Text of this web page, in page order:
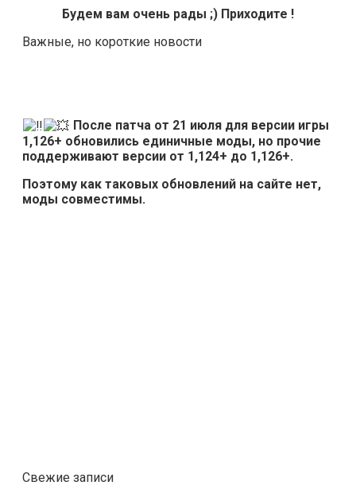
Будем вам очень рады ;) Приходите !
Важные, но короткие новости
После патча от 21 июля для версии игры
1,126+ обновились единичные моды, но прочие
поддерживают версии от 1,124+ до 1,126+.
Поэтому как таковых обновлений на сайте нет,
моды совместимы.
Свежие записи